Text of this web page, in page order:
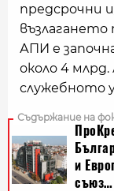
предсрочни
възлагането
АПИ е
около 4
служебното